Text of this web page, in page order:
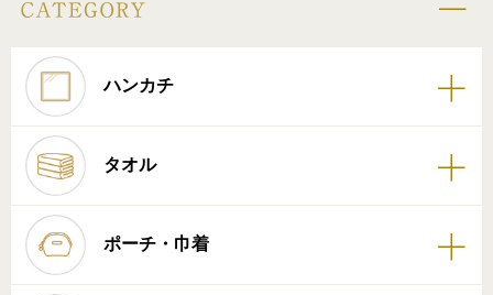
ハンカチ
タオル
ポーチ・巾着